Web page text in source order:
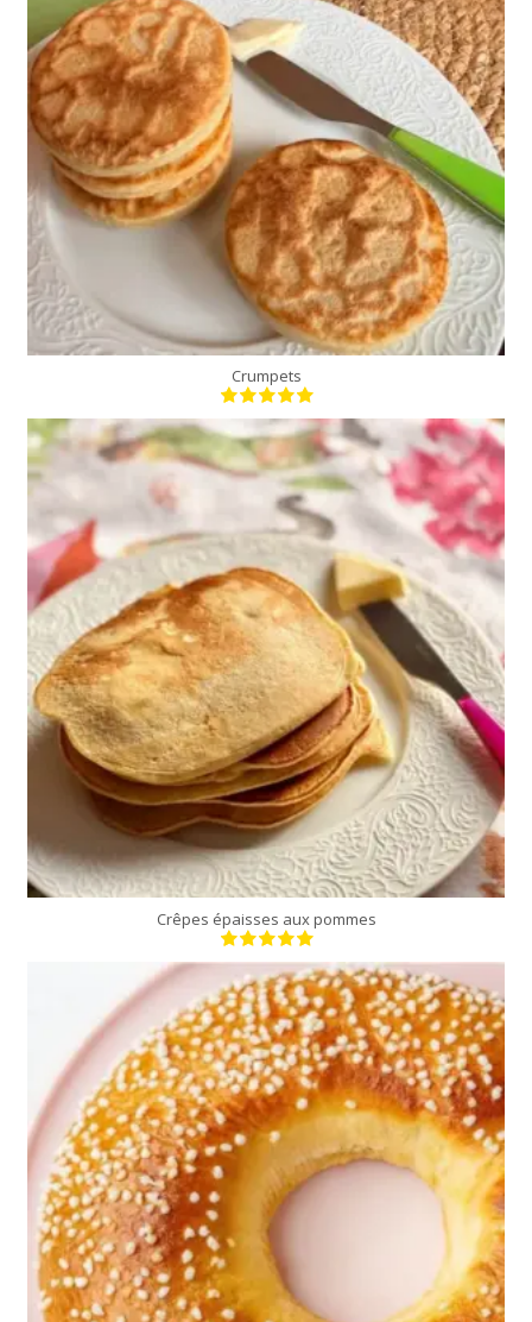
12 crumpets
30 Min
Crumpets
12 à 14 crêpes
30 Min
Crêpes épaisses aux pommes
6 personnes
20 Min